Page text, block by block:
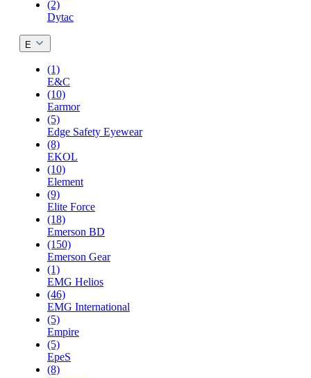
(2)
Dytac
E
(1)
E&C
(10)
Earmor
(5)
Edge Safety Eyewear
(8)
EKOL
(10)
Element
(9)
Elite Force
(18)
Emerson BD
(150)
Emerson Gear
(1)
EMG Helios
(46)
EMG International
(5)
Empire
(5)
EpeS
(8)